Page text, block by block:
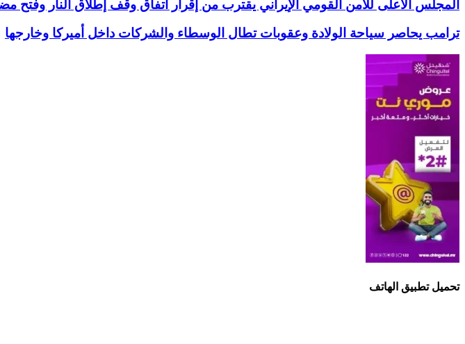
المجلس الأعلى للأمن القومي الإيراني يقترب من إقرار اتفاق وقف إطلاق النار وفتح
ترامب يحاصر سياحة الولادة وعقوبات تطال الوسطاء والشركات داخل أميركا وخارجها
تحميل تطبيق الهاتف